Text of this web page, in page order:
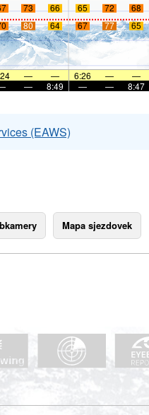
73 66 65 72 68
80 64 67 77 65
— — 6:26 — —
— 8:49 — — 8:47
(EAWS)
Mapa sjezdovek